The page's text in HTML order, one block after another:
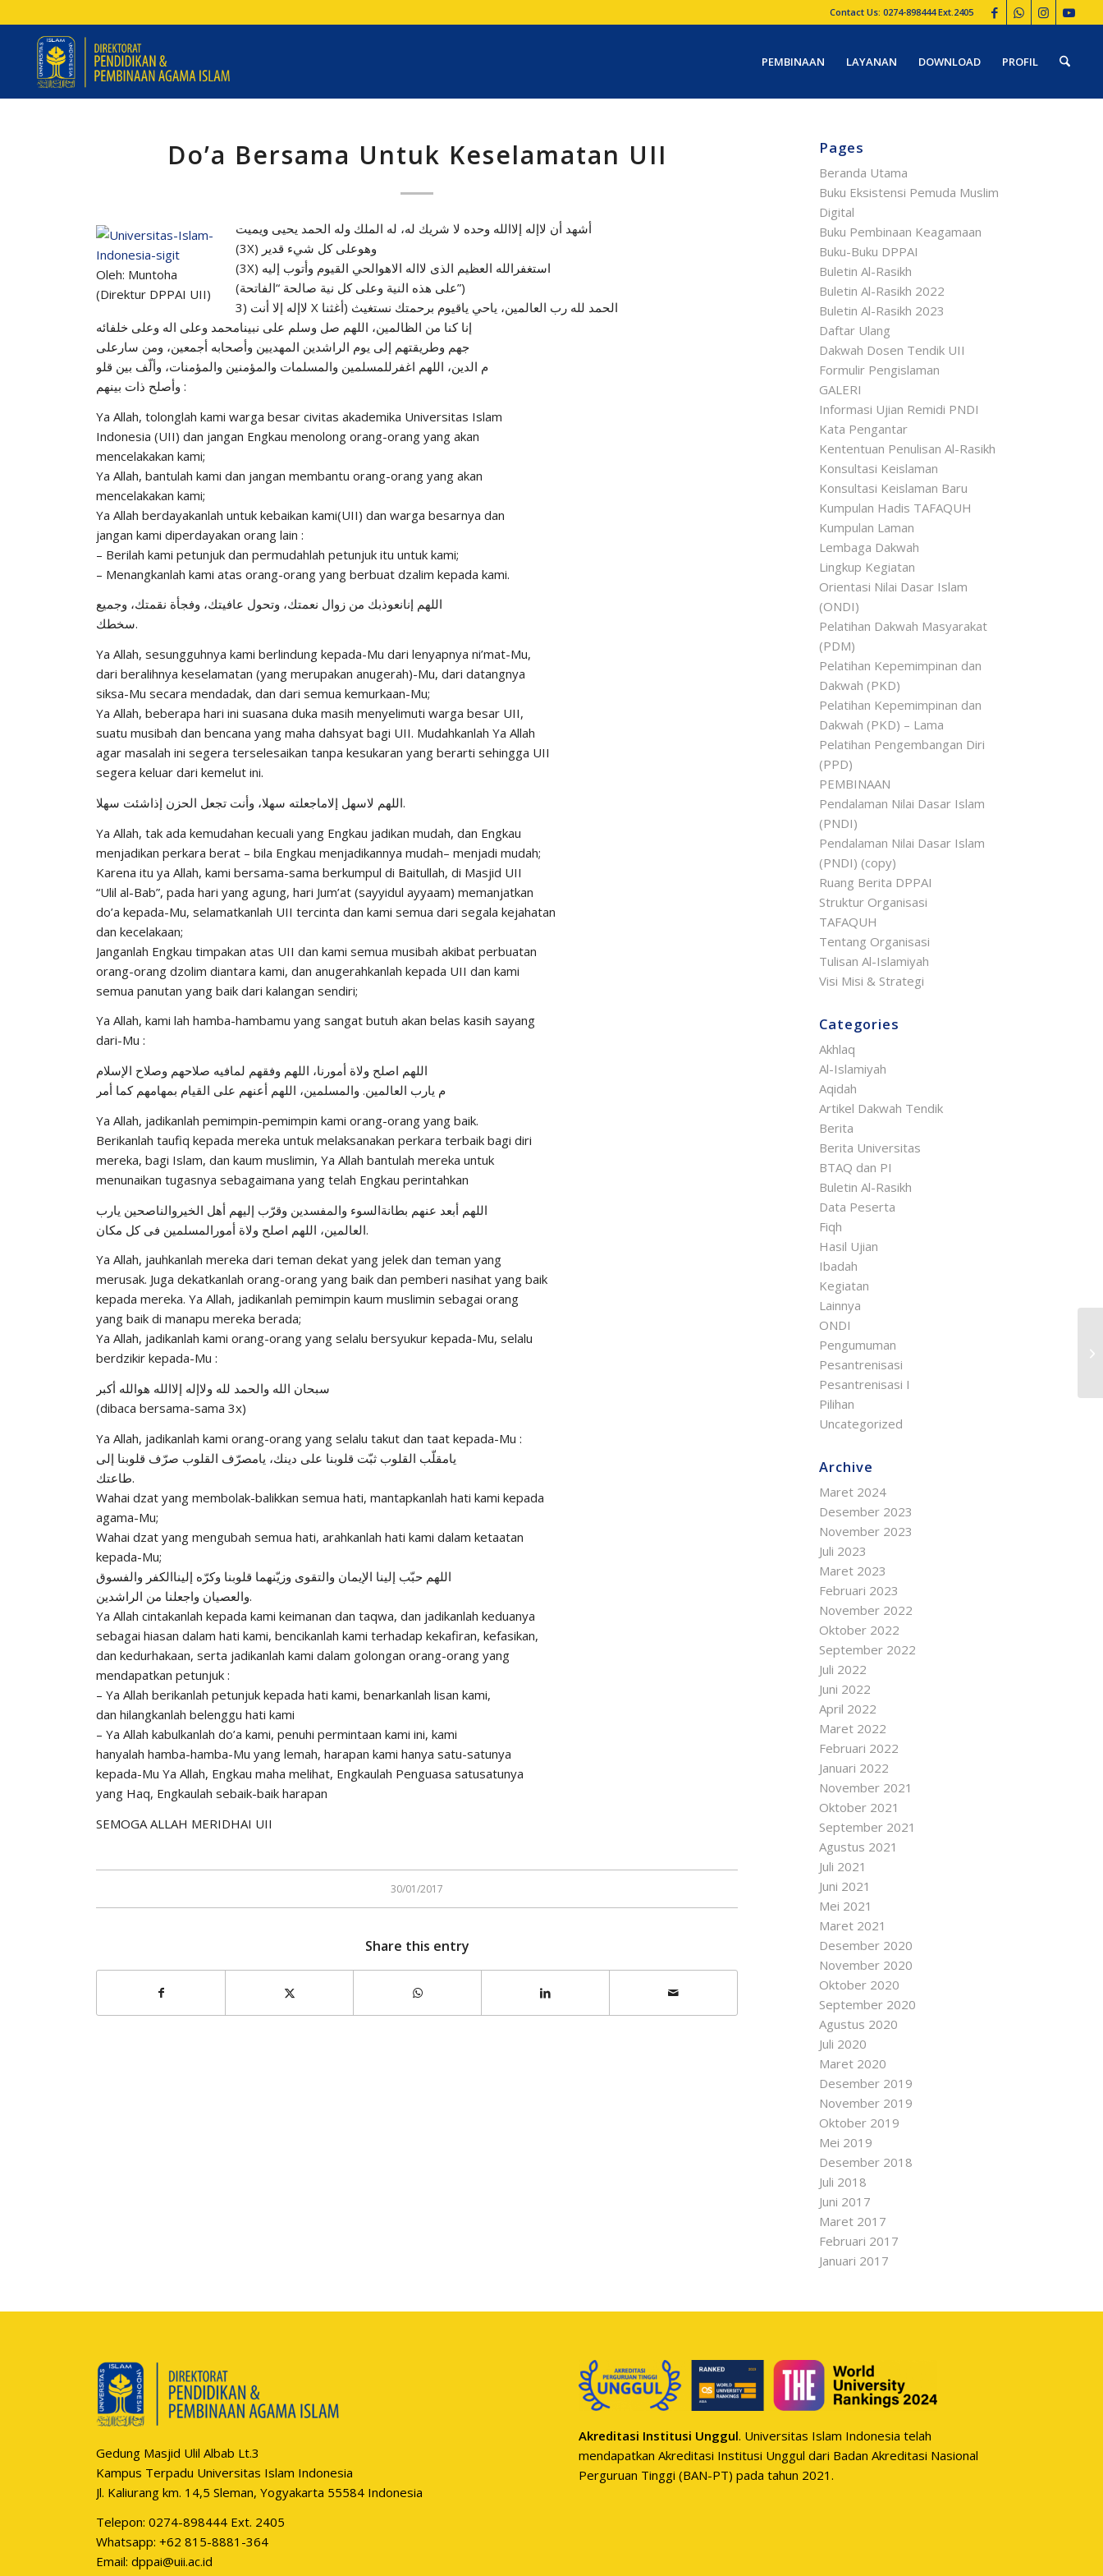
Contact Us: 0274-898444 Ext.2405
PEMBINAAN LAYANAN DOWNLOAD PROFIL
Do’a Bersama Untuk Keselamatan UII
Oleh: Muntoha
(Direktur DPPAI UII)
أشهد أن لاإله إلاالله وحده لا شريك له، له الملك وله الحمد يحيى ويميت
(3X) وهوعلى كل شيء قدير
(3X) استغفرالله العظيم الذى لااله الاهوالحي القيوم وأتوب إليه
(على هذه النية وعلى كل نية صالحة “الفاتحة”)
3) لاإله إلا أنت X الحمد لله رب العالمين، ياحي ياقيوم برحمتك نستغيث (أغثنا
إنا كنا من الظالمين، اللهم صل وسلم على نبينامحمد وعلى اله وعلى خلفائه
جهم وطريقتهم إلى يوم الراشدين المهديين وأصحابه أجمعين، ومن سارعلى
م الدين، اللهم اغفرللمسلمين والمسلمات والمؤمنين والمؤمنات، وألّف بين قلو
وأصلح ذات بينهم :
Ya Allah, tolonglah kami warga besar civitas akademika Universitas Islam
Indonesia (UII) dan jangan Engkau menolong orang-orang yang akan
mencelakakan kami;
Ya Allah, bantulah kami dan jangan membantu orang-orang yang akan
mencelakakan kami;
Ya Allah berdayakanlah untuk kebaikan kami(UII) dan warga besarnya dan
jangan kami diperdayakan orang lain :
– Berilah kami petunjuk dan permudahlah petunjuk itu untuk kami;
– Menangkanlah kami atas orang-orang yang berbuat dzalim kepada kami.
اللهم إنانعوذبك من زوال نعمتك، وتحول عافيتك، وفجأة نقمتك، وجميع
سخطك.
Ya Allah, sesungguhnya kami berlindung kepada-Mu dari lenyapnya ni’mat-Mu,
dari beralihnya keselamatan (yang merupakan anugerah)-Mu, dari datangnya
siksa-Mu secara mendadak, dan dari semua kemurkaan-Mu;
Ya Allah, beberapa hari ini suasana duka masih menyelimuti warga besar UII,
suatu musibah dan bencana yang maha dahsyat bagi UII. Mudahkanlah Ya Allah
agar masalah ini segera terselesaikan tanpa kesukaran yang berarti sehingga UII
segera keluar dari kemelut ini.
اللهم لاسهل إلاماجعلته سهلا، وأنت تجعل الحزن إذاشئت سهلا.
Ya Allah, tak ada kemudahan kecuali yang Engkau jadikan mudah, dan Engkau
menjadikan perkara berat – bila Engkau menjadikannya mudah– menjadi mudah;
Karena itu ya Allah, kami bersama-sama berkumpul di Baitullah, di Masjid UII
“Ulil al-Bab”, pada hari yang agung, hari Jum’at (sayyidul ayyaam) memanjatkan
do’a kepada-Mu, selamatkanlah UII tercinta dan kami semua dari segala kejahatan
dan kecelakaan;
Janganlah Engkau timpakan atas UII dan kami semua musibah akibat perbuatan
orang-orang dzolim diantara kami, dan anugerahkanlah kepada UII dan kami
semua panutan yang baik dari kalangan sendiri;
Ya Allah, kami lah hamba-hambamu yang sangat butuh akan belas kasih sayang
dari-Mu :
اللهم اصلح ولاة أمورنا، اللهم وفقهم لمافيه صلاحهم وصلاح الإسلام
م يارب العالمين. والمسلمين، اللهم أعنهم على القيام بمهامهم كما أمر
Ya Allah, jadikanlah pemimpin-pemimpin kami orang-orang yang baik.
Berikanlah taufiq kepada mereka untuk melaksanakan perkara terbaik bagi diri
mereka, bagi Islam, dan kaum muslimin, Ya Allah bantulah mereka untuk
menunaikan tugasnya sebagaimana yang telah Engkau perintahkan
اللهم أبعد عنهم بطانةالسوء والمفسدين وقرّب إليهم أهل الخيروالناصحين يارب
العالمين، اللهم اصلح ولاة أمورالمسلمين فى كل مكان.
Ya Allah, jauhkanlah mereka dari teman dekat yang jelek dan teman yang
merusak. Juga dekatkanlah orang-orang yang baik dan pemberi nasihat yang baik
kepada mereka. Ya Allah, jadikanlah pemimpin kaum muslimin sebagai orang
yang baik di manapu mereka berada;
Ya Allah, jadikanlah kami orang-orang yang selalu bersyukur kepada-Mu, selalu
berdzikir kepada-Mu :
سبحان الله والحمد لله ولاإله إلاالله هوالله أكبر
(dibaca bersama-sama 3x)
Ya Allah, jadikanlah kami orang-orang yang selalu takut dan taat kepada-Mu :
يامقلّب القلوب ثبّت قلوبنا على دينك، يامصرّف القلوب صرّف قلوبنا إلى
طاعتك.
Wahai dzat yang membolak-balikkan semua hati, mantapkanlah hati kami kepada
agama-Mu;
Wahai dzat yang mengubah semua hati, arahkanlah hati kami dalam ketaatan
kepada-Mu;
اللهم حبّب إلينا الإيمان والتقوى وزيّنهما قلوبنا وكرّه إليناالكفر والفسوق
والعصيان واجعلنا من الراشدين.
Ya Allah cintakanlah kepada kami keimanan dan taqwa, dan jadikanlah keduanya
sebagai hiasan dalam hati kami, bencikanlah kami terhadap kekafiran, kefasikan,
dan kedurhakaan, serta jadikanlah kami dalam golongan orang-orang yang
mendapatkan petunjuk :
– Ya Allah berikanlah petunjuk kepada hati kami, benarkanlah lisan kami,
dan hilangkanlah belenggu hati kami
– Ya Allah kabulkanlah do’a kami, penuhi permintaan kami ini, kami
hanyalah hamba-hamba-Mu yang lemah, harapan kami hanya satu-satunya
kepada-Mu Ya Allah, Engkau maha melihat, Engkaulah Penguasa satusatunya
yang Haq, Engkaulah sebaik-baik harapan
SEMOGA ALLAH MERIDHAI UII
30/01/2017
Share this entry
Pages
Beranda Utama
Buku Eksistensi Pemuda Muslim
Digital
Buku Pembinaan Keagamaan
Buku-Buku DPPAI
Buletin Al-Rasikh
Buletin Al-Rasikh 2022
Buletin Al-Rasikh 2023
Daftar Ulang
Dakwah Dosen Tendik UII
Formulir Pengislaman
GALERI
Informasi Ujian Remidi PNDI
Kata Pengantar
Kententuan Penulisan Al-Rasikh
Konsultasi Keislaman
Konsultasi Keislaman Baru
Kumpulan Hadis TAFAQUH
Kumpulan Laman
Lembaga Dakwah
Lingkup Kegiatan
Orientasi Nilai Dasar Islam
(ONDI)
Pelatihan Dakwah Masyarakat
(PDM)
Pelatihan Kepemimpinan dan
Dakwah (PKD)
Pelatihan Kepemimpinan dan
Dakwah (PKD) – Lama
Pelatihan Pengembangan Diri
(PPD)
PEMBINAAN
Pendalaman Nilai Dasar Islam
(PNDI)
Pendalaman Nilai Dasar Islam
(PNDI) (copy)
Ruang Berita DPPAI
Struktur Organisasi
TAFAQUH
Tentang Organisasi
Tulisan Al-Islamiyah
Visi Misi & Strategi
Categories
Akhlaq
Al-Islamiyah
Aqidah
Artikel Dakwah Tendik
Berita
Berita Universitas
BTAQ dan PI
Buletin Al-Rasikh
Data Peserta
Fiqh
Hasil Ujian
Ibadah
Kegiatan
Lainnya
ONDI
Pengumuman
Pesantrenisasi
Pesantrenisasi I
Pilihan
Uncategorized
Archive
Maret 2024
Desember 2023
November 2023
Juli 2023
Maret 2023
Februari 2023
November 2022
Oktober 2022
September 2022
Juli 2022
Juni 2022
April 2022
Maret 2022
Februari 2022
Januari 2022
November 2021
Oktober 2021
September 2021
Agustus 2021
Juli 2021
Juni 2021
Mei 2021
Maret 2021
Desember 2020
November 2020
Oktober 2020
September 2020
Agustus 2020
Juli 2020
Maret 2020
Desember 2019
November 2019
Oktober 2019
Mei 2019
Desember 2018
Juli 2018
Juni 2017
Maret 2017
Februari 2017
Januari 2017
Gedung Masjid Ulil Albab Lt.3
Kampus Terpadu Universitas Islam Indonesia
Jl. Kaliurang km. 14,5 Sleman, Yogyakarta 55584 Indonesia
Telepon: 0274-898444 Ext. 2405
Whatsapp:+62 815-8881-364
Email:dppai@uii.ac.id
Akreditasi Institusi Unggul. Universitas Islam Indonesia telah
mendapatkan Akreditasi Institusi Unggul dari Badan Akreditasi Nasional
Perguruan Tinggi (BAN-PT) pada tahun 2021.